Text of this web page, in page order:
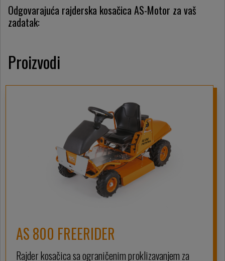
Odgovarajuća rajderska kosačica AS-Motor za vaš
zadatak:
Proizvodi
AS 800 FREERIDER
Rajder kosačica sa ograničenim proklizavanjem za